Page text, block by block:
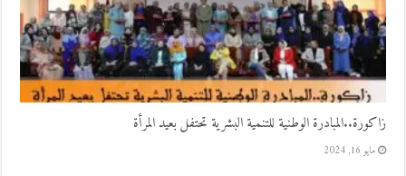
زاكورة..المبادرة الوطنية للتنمية البشرية تحتفل بعيد المرأة
مايو 16, 2024